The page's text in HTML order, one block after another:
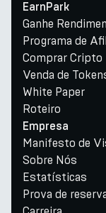
EarnPark
Ganhe
Programa de
Comprar Cripto
Venda de
White Paper
Roteiro
Empresa
Manifesto de
Sobre Nós
Estatísticas
Prova de